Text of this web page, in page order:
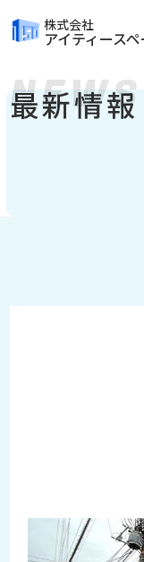
株式会社
アイティース
最新情報
NEWS
2024-04-26